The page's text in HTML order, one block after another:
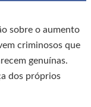
sobre o aumento
criminosos que
genuínas.
dos próprios